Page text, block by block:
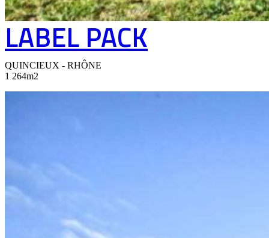
LABEL PACK
QUINCIEUX - RHÔNE
1 264m2